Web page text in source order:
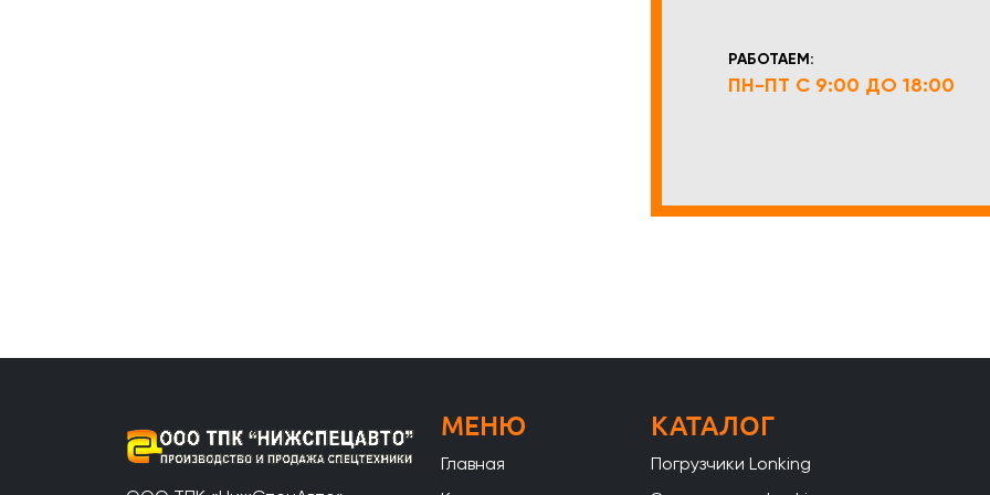
РАБОТАЕМ:
ПН-ПТ С 9:00 ДО 18:00
МЕНЮ
Главная
КАТАЛОГ
Погрузчики Lonking